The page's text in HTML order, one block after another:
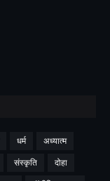
धर्म
अध्यात्म
संस्कृति
दोहा